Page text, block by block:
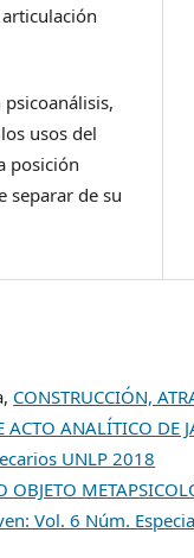
usos del
posición
separar de su
CONSTRUCCIÓN,
ANALÍTICO DE
UNLP 2018
OBJETO
Vol. 6 Núm.